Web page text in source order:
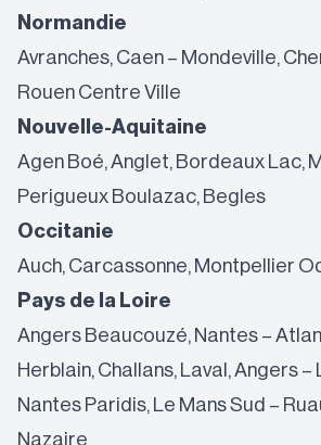
Normandie
Avranches, Caen – Mondeville,
Rouen Centre Ville
Nouvelle-Aquitaine
Agen Boé, Anglet, Bordeaux Lac,
Perigueux Boulazac, Begles
Occitanie
Auch, Carcassonne, Montpellier
Pays de la Loire
Angers Beaucouzé, Nantes –
Herblain, Challans, Laval, Angers –
Nantes Paridis, Le Mans Sud –
Nazaire